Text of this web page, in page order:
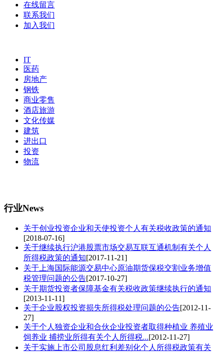
在线留言
联系我们
加入我们
IT
医药
房地产
钢铁
商业零售
酒店旅游
文化传媒
建筑
进出口
投资
物流
行业News
关于创业投资企业和天使投资个人有关税收政策的通知
[2018-07-16]
关于继续执行沪港股票市场交易互联互通机制有关个人
所得税政策的通知[2017-11-21]
关于上海国际能源交易中心原油期货保税交割业务增值
税管理问题的公告[2017-10-27]
关于期货投资者保障基金有关税收政策继续执行的通知
[2013-11-11]
关于企业股权投资损失所得税处理问题的公告[2012-11-
27]
关于个人独资企业和合伙企业投资者取得种植业 养殖业
饲养业 捕捞业所得有关个人所得税...[2012-11-27]
关于实施上市公司股息红利差别化个人所得税政策有关